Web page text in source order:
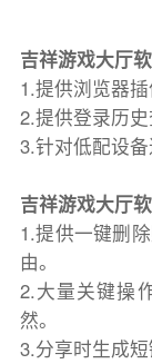
吉祥游戏大厅
1.提供浏览器
2.提供登录历
3.针对低配设备
吉祥游戏大厅
1.提供一键删
由。
2.大量关键操
然。
3.分享时生成短